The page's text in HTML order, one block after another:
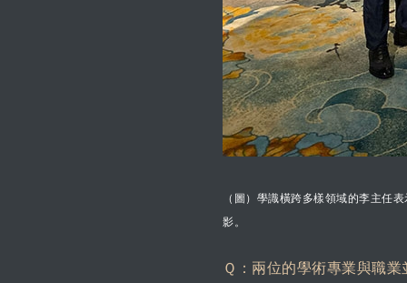
（圖）學識橫跨多樣領域的李主任
影。
Ｑ：兩位的學術專業與職